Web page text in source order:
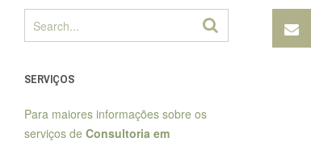
SERVIÇOS
Para maiores informações sobre os
serviços de Consultoria em